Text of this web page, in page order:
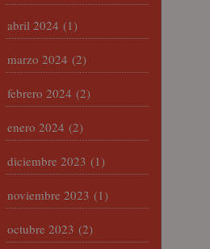
abril 2024 (1)
marzo 2024 (2)
febrero 2024 (2)
enero 2024 (2)
diciembre 2023 (1)
noviembre 2023 (1)
octubre 2023 (2)